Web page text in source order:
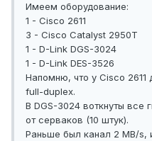
Имеем оборудование:
1 - Cisco 2611
3 - Cisco Catalyst 2950T
1 - D-Link DGS-3024
1 - D-Link DES-3526
Напомню, что у Cisco 2611
full-duplex.
В DGS-3024 воткнуты все
от серваков (10 штук).
Раньше был канал 2 MB/s,